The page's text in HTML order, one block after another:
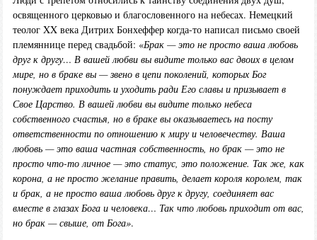
освященного церковью и благословенного на небесах. Немецкий
теолог XX века Дитрих Бонхеффер когда-то написал письмо своей
племяннице перед свадьбой: «Брак — это не просто ваша любовь
друг к другу… В вашей любви вы видите только вас двоих в целом
мире, но в браке вы — звено в цепи поколений, которых Бог
понуждает приходить и уходить ради Его славы и призывает в
Свое Царство. В вашей любви вы видите только небеса
собственного счастья, но в браке вы оказываетесь на посту
ответственности по отношению к миру и человечеству. Ваша
любовь — это ваша частная собственность, но брак — это не
просто что-то личное — это статус, это положение. Так же, как
корона, а не просто желание править, делает короля королем, так
и брак, а не просто ваша любовь друг к другу, соединяет вас
вместе в глазах Бога и человека… Так что любовь приходит от вас,
но брак — свыше, от Бога».